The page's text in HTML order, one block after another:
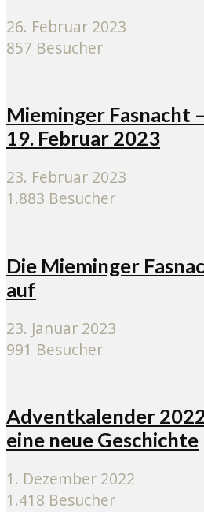
26. Februar 2023
857 Besucher
Mieminger Fasnacht
19. Februar 2023
23. Februar 2023
1.883 Besucher
Die Mieminger
auf
23. Januar 2023
991 Besucher
Adventkalender
eine neue Geschichte
1. Dezember 2022
1.418 Besucher